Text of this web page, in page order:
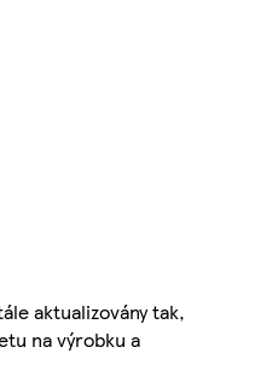
aktualizovány tak,
na výrobku a